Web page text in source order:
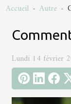
Accueil Autre
Lundi 14 février